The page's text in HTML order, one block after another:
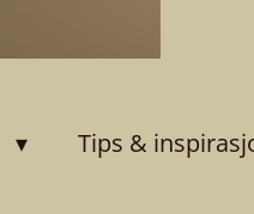
Tips &